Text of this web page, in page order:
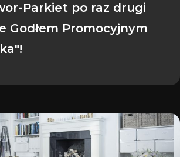
Parkiet po raz drugi
Godłem Promocyjnym